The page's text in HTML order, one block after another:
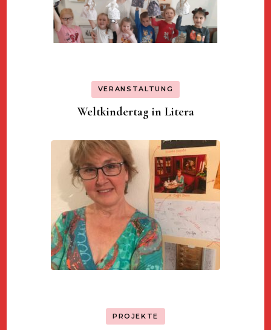
VERANSTALTUNG
Weltkindertag in Litera
PROJEKTE